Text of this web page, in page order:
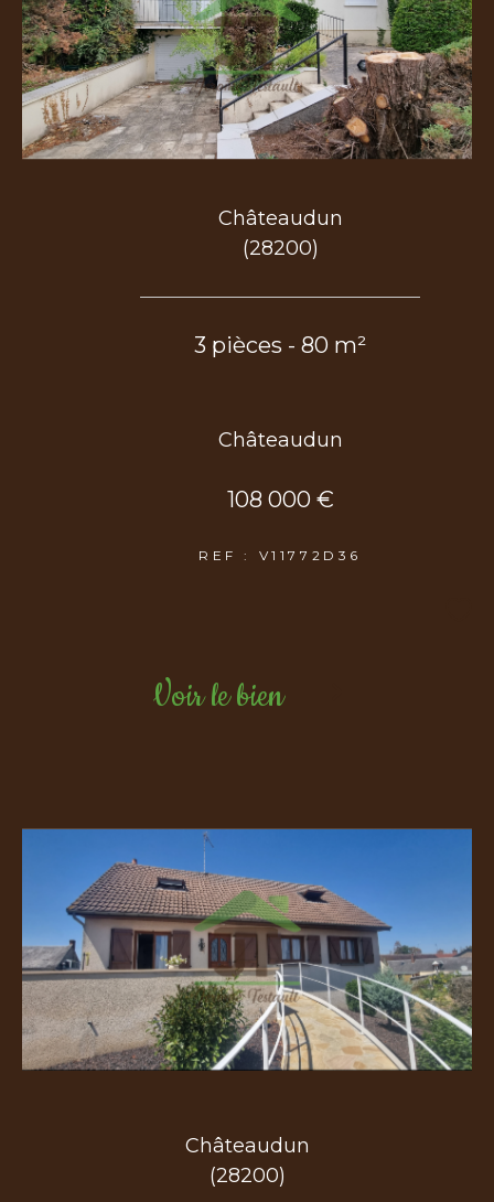
Châteaudun
(28200)
3 pièces - 80 m²
Châteaudun
108 000 €
REF : V11772D36
Voir le bien
Châteaudun
(28200)
COUPS DE COEUR EXCLUSIVITÉS NOUVEAUTÉS
Rechercher